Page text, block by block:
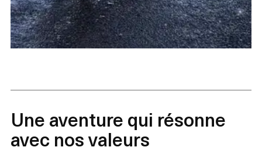
Une aventure qui résonne
avec nos valeurs